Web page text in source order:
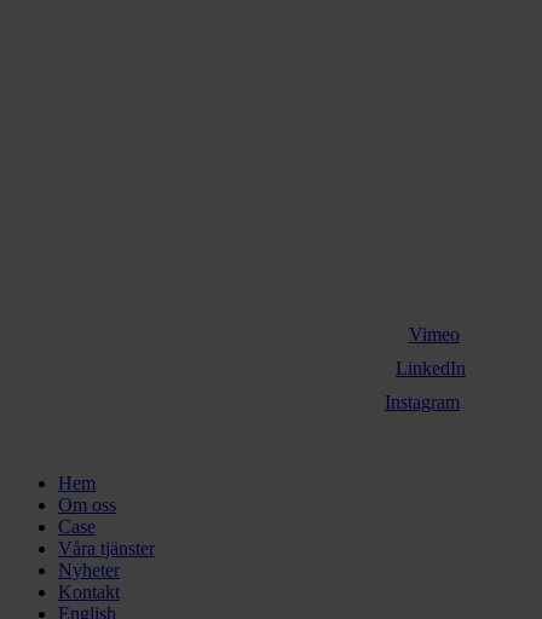
Vimeo
LinkedIn
Instagram
Close
Menu
Hem
Om oss
Case
Våra tjänster
Nyheter
Kontakt
English